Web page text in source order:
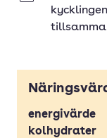
energivärde
kolhydrater